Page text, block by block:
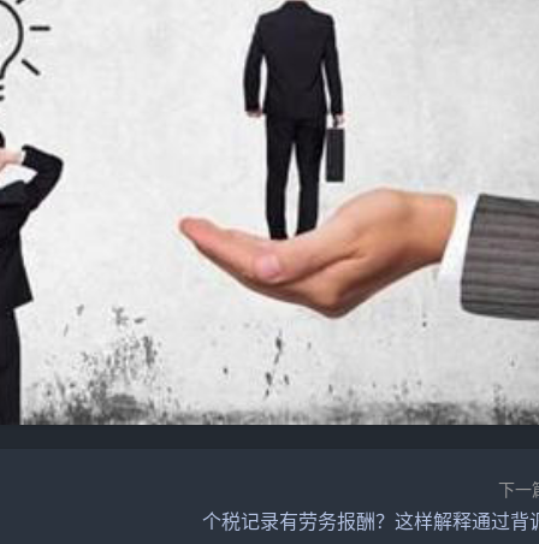
下一
个税记录有劳务报酬？这样解释通过背